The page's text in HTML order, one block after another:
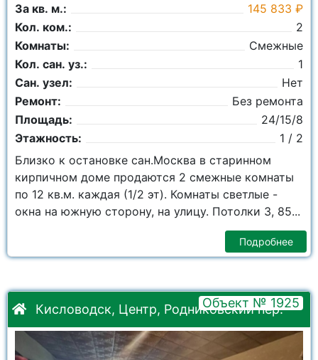
За кв. м.:
145 833 ₽
Кол. ком.:
2
Комнаты:
Смежные
Кол. сан. уз.:
1
Сан. узел:
Нет
Ремонт:
Без ремонта
Площадь:
24/15/8
Этажность:
1 / 2
Близко к остановке сан.Москва в старинном
кирпичном доме продаются 2 смежные комнаты
по 12 кв.м. каждая (1/2 эт). Комнаты светлые -
окна на южную сторону, на улицу. Потолки 3, 85...
Подробнее
Кисловодск, Центр, Родниковский пер.
Объект № 1925